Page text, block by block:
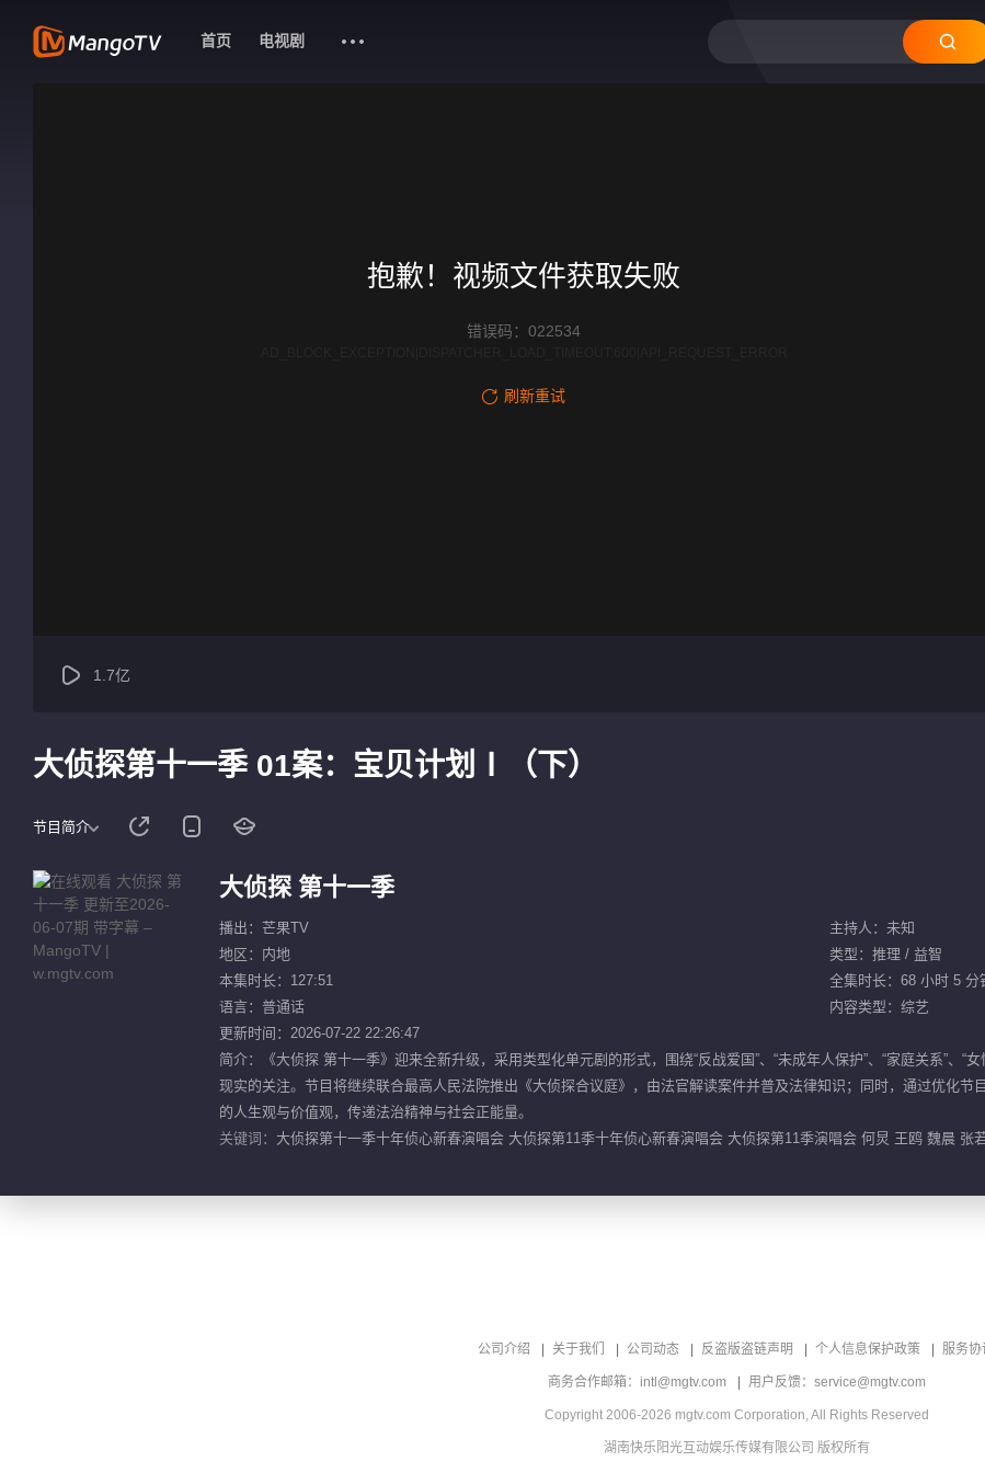
首页 电视剧
抱歉！视频文件获取失败
错误码：022534
刷新重试
1.7亿
大侦探第十一季 01案：宝贝计划Ⅰ（下）
节目简介
大侦探 第十一季
播出：芒果TV
主持人：未知
地区：内地
类型：推理 / 益智
本集时长：127:51
全集时长：68 小时 5 分
语言：普通话
内容类型：综艺
更新时间：2026-07-22 22:26:47
简介：《大侦探 第十一季》迎来全新升级，采用类型化单元剧的形式，围绕“反战爱国”、“未成年人保护”、“家庭关系”、“
现实的关注。节目将继续联合最高人民法院推出《大侦探合议庭》，由法官解读案件并普及法律知识；同时，通过优化
的人生观与价值观，传递法治精神与社会正能量。
关键词： 大侦探第十一季十年侦心新春演唱会 大侦探第11季十年侦心新春演唱会 大侦探第11季演唱会 何炅 王鸥 魏晨 张
公司介绍 关于我们 公司动态 反盗版盗链声明 个人信息保护政策 服务协
商务合作邮箱：intl@mgtv.com 用户反馈：service@mgtv.com
Copyright 2006-2026 mgtv.com Corporation, All Rights Reserved
湖南快乐阳光互动娱乐传媒有限公司 版权所有